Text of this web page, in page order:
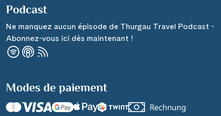
Podcast
Ne manquez aucun épisode de Thurgau Travel Podcast -
Abonnez-vous ici dès maintenant !
Modes de paiement